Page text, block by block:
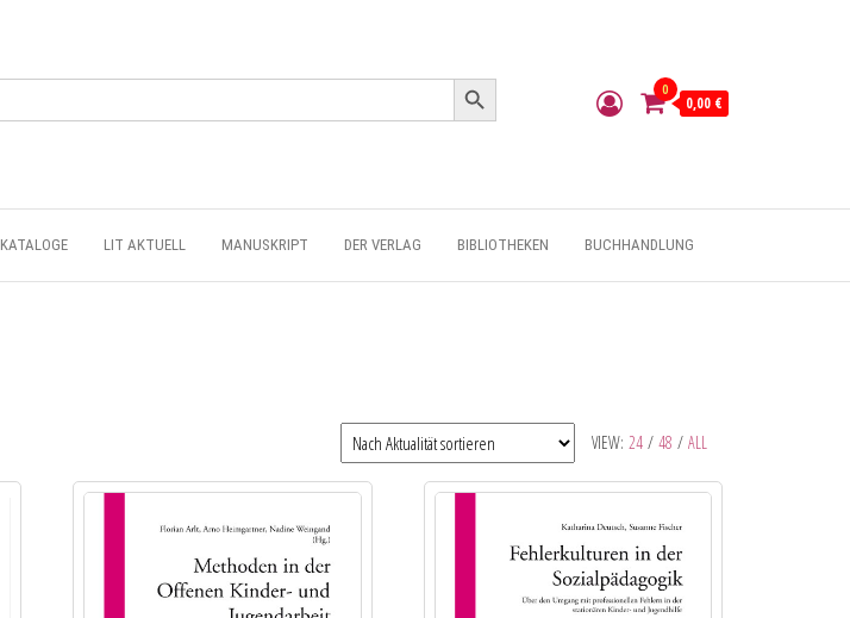
Search Button
0
0,00 €
KATALOGE LIT AKTUELL MANUSKRIPT DER VERLAG BIBLIOTHEKEN BUCHHANDLUNG
VIEW: 24 / 48 / ALL